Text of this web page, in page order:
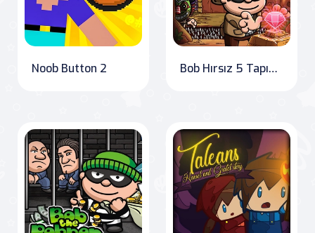
Noob Button 2 Bob Hırsız 5 Tapınak Macerası